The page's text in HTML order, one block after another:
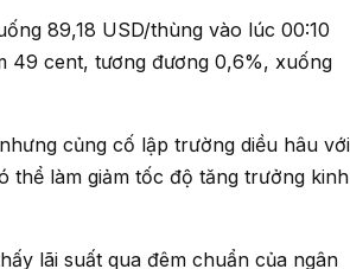
49 cent, tương đương 0,6%, xuống
thể làm giảm tốc độ tăng trưởng kinh